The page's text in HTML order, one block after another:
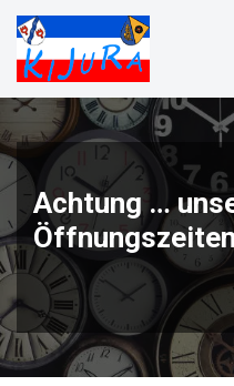
Zum
Inhalt
springen
Achtung …